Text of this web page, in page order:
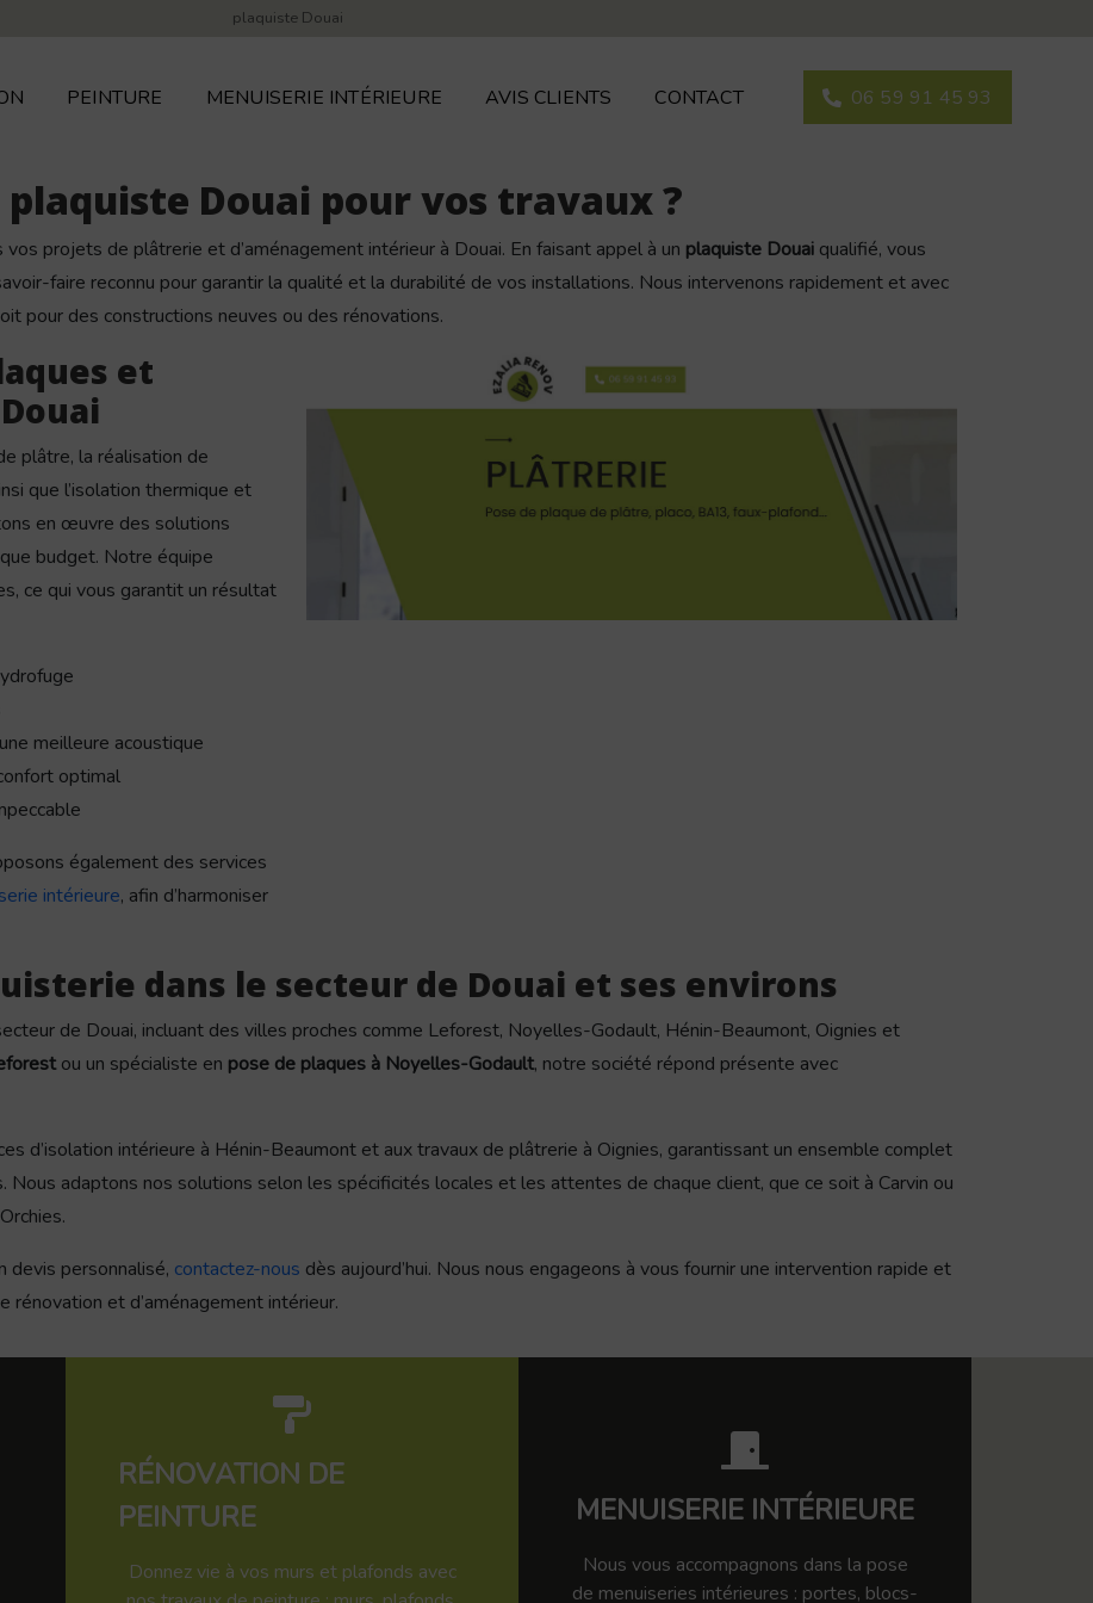
plaquiste Douai
PEINTURE MENUISERIE INTÉRIEURE AVIS CLIENTS CONTACT 06 59 91 45 93
Douai pour vos travaux ?
projets de plâtrerie et d’aménagement intérieur à Douai. En faisant appel à un plaquiste Douai qualifié, vous
faire reconnu pour garantir la qualité et la durabilité de vos installations. Nous intervenons rapidement et avec
pour des constructions neuves ou des rénovations.
et
plâtre, la réalisation de
que l’isolation thermique et
en œuvre des solutions
budget. Notre équipe
ce qui vous garantit un résultat
meilleure acoustique
optimal
également des services
intérieure, afin d’harmoniser
dans le secteur de Douai et ses environs
de Douai, incluant des villes proches comme Leforest, Noyelles-Godault, Hénin-Beaumont, Oignies et
ou un spécialiste en pose de plaques à Noyelles-Godault, notre société répond présente avec
d’isolation intérieure à Hénin-Beaumont et aux travaux de plâtrerie à Oignies, garantissant un ensemble complet
Nous adaptons nos solutions selon les spécificités locales et les attentes de chaque client, que ce soit à Carvin ou
devis personnalisé, contactez-nous dès aujourd’hui. Nous nous engageons à vous fournir une intervention rapide et
et d’aménagement intérieur.
RÉNOVATION DE
PEINTURE
Donnez vie à vos murs et plafonds avec
MENUISERIE INTÉRIEURE
Nous vous accompagnons dans la pose
de menuiseries intérieures : portes, blocs-